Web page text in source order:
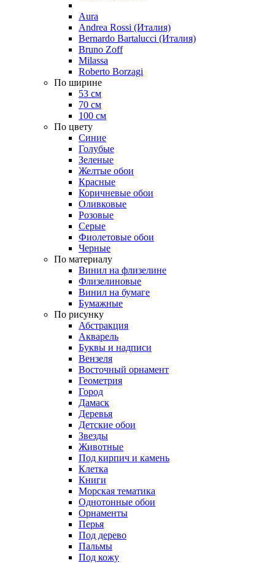
Aura
Andrea Rossi (Италия)
Bernardo Bartalucci (Италия)
Bruno Zoff
Milassa
Roberto Borzagi
По ширине
53 см
70 см
100 см
По цвету
Синие
Голубые
Зеленые
Желтые обои
Красные
Коричневые обои
Оливковые
Розовые
Серые
Фиолетовые обои
Черные
По материалу
Винил на флизелине
Флизелиновые
Винил на бумаге
Бумажные
По рисунку
Абстракция
Акварель
Буквы и надписи
Вензеля
Восточный орнамент
Геометрия
Город
Дамаск
Деревья
Детские обои
Звезды
Животные
Под кирпич и камень
Клетка
Книги
Морская тематика
Однотонные обои
Орнаменты
Перья
Под дерево
Пальмы
Под кожу